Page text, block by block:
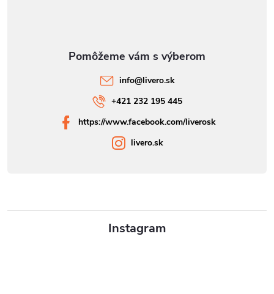
Instagram
info@livero.sk
+421 232 195 445
https://www.facebook.com/liverosk
livero.sk